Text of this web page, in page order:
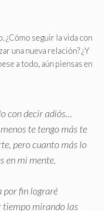
.¿Cómo seguir la vida con
una nueva relación? ¿Y
a todo, aún piensas en
con decir adiós…
te tengo más te
pero cuanto más lo
en mi mente.
por fin lograré
tiempo mirando las